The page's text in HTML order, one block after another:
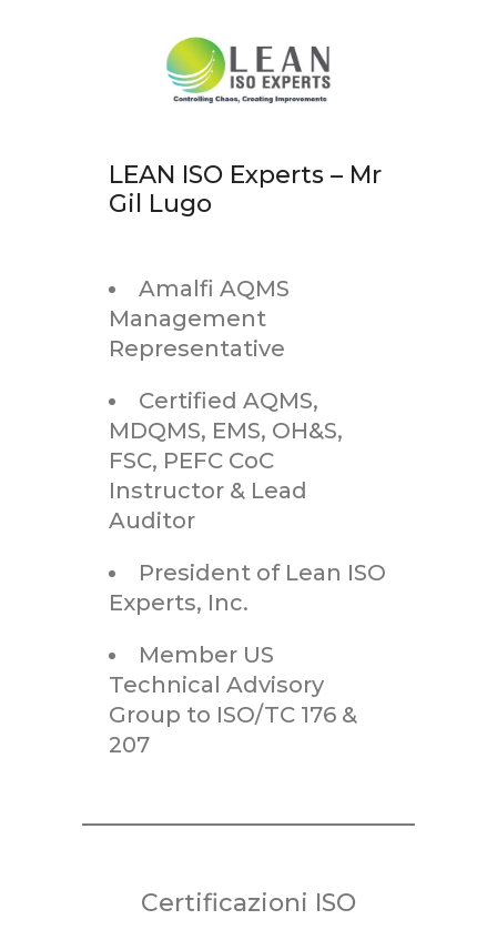
LEAN ISO Experts – Mr
Gil Lugo
Amalfi AQMS
Management
Representative
Certified AQMS,
MDQMS, EMS, OH&S,
FSC, PEFC CoC
Instructor & Lead
Auditor
President of Lean ISO
Experts, Inc.
Member US
Technical Advisory
Group to ISO/TC 176 &
207
Certificazioni ISO